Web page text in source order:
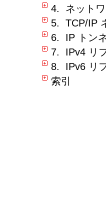
4. ネット
5. TCP/IP
6. IP トン
7. IPv4 リ
8. IPv6 リ
索引